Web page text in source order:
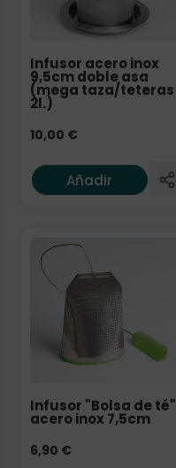
Infusor acero inox
9,5cm doble asa
(mega taza/teteras
2l.)
10,00 €
Añadir
Infusor "Bolsa de té"
acero inox 7,5cm
6,90 €